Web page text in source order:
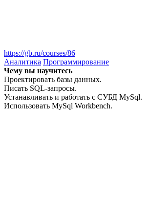
https://gb.ru/courses/86
Аналитика Программирование
Чему вы научитесь
Проектировать базы данных.
Писать SQL-запросы.
Устанавливать и работать с СУБД MySql.
Использовать MySql Workbench.